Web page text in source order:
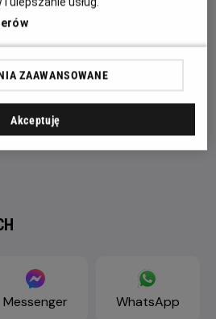
Messenger WhatsApp
ZAAWANSOWANE
Akceptuję